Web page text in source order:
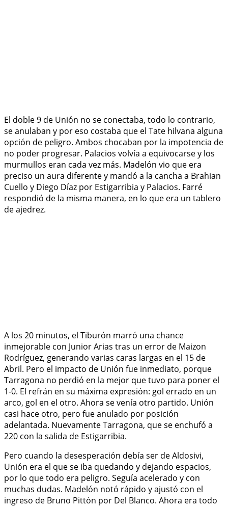
El doble 9 de Unión no se conectaba, todo lo contrario,
se anulaban y por eso costaba que el Tate hilvana alguna
opción de peligro. Ambos chocaban por la impotencia de
no poder progresar. Palacios volvía a equivocarse y los
murmullos eran cada vez más. Madelón vio que era
preciso un aura diferente y mandó a la cancha a Brahian
Cuello y Diego Díaz por Estigarribia y Palacios. Farré
respondió de la misma manera, en lo que era un tablero
de ajedrez.
A los 20 minutos, el Tiburón marró una chance
inmejorable con Junior Arias tras un error de Maizon
Rodríguez, generando varias caras largas en el 15 de
Abril. Pero el impacto de Unión fue inmediato, porque
Tarragona no perdió en la mejor que tuvo para poner el
1-0. El refrán en su máxima expresión: gol errado en un
arco, gol en el otro. Ahora se venía otro partido. Unión
casi hace otro, pero fue anulado por posición
adelantada. Nuevamente Tarragona, que se enchufó a
220 con la salida de Estigarribia.
Pero cuando la desesperación debía ser de Aldosivi,
Unión era el que se iba quedando y dejando espacios,
por lo que todo era peligro. Seguía acelerado y con
muchas dudas. Madelón notó rápido y ajustó con el
ingreso de Bruno Pittón por Del Blanco. Ahora era todo